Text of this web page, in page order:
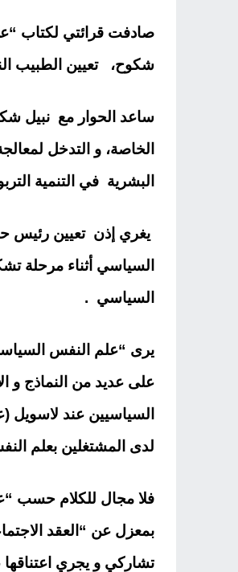
صادفت قرائتي لكتاب
شكوح، تعيين الطبيب
ساعد الحوار مع نبيل
الخاصة، و التدخل
البشرية في التنمية
يغري إذن تعيين رئيس
السياسي أثناء مرحلة
السياسي .
يرى “علم النفس
على عديد من النماذج و
السياسيين عند
لدى المشتغلين بعلم
فلا مجال للكلام حسب
بمعزل عن “العقد
تشاركي و يجري